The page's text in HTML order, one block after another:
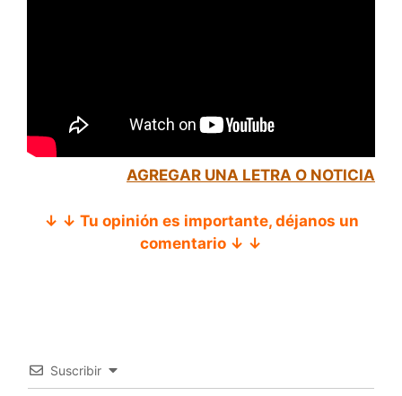
AGREGAR UNA LETRA O NOTICIA
↓ ↓ Tu opinión es importante, déjanos un
comentario ↓ ↓
Suscribir